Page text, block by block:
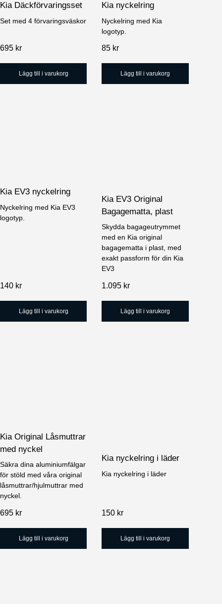
Kia Däckförvaringsset
Set med 4 förvaringsväskor
695 kr
Lägg till i varukorg
Kia nyckelring
Nyckelring med Kia
logotyp.
85 kr
Lägg till i varukorg
Kia EV3 nyckelring
Nyckelring med Kia EV3
logotyp.
140 kr
Lägg till i varukorg
Kia EV3 Original
Bagagematta, plast
Skydda bagageutrymmet
med en Kia original
bagagematta i plast, med
exakt passform för din Kia
EV3
1.095 kr
Lägg till i varukorg
Kia Original Låsmuttrar
med nyckel
Säkra dina aluminiumfälgar
för stöld med våra original
låsmuttrar/hjulmuttrar med
nyckel.
695 kr
Lägg till i varukorg
Kia nyckelring i läder
Kia nyckelring i läder
150 kr
Lägg till i varukorg